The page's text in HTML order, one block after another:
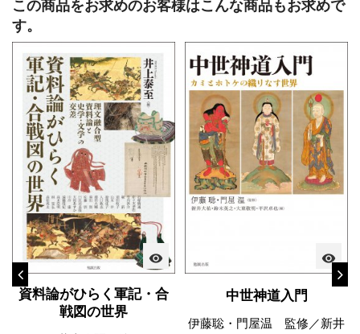
この商品をお求めのお客様はこんな商品もお求めで
す。
visibility
資料論がひらく軍記・合
戦図の世界
visibility
中世神道入門
伊藤聡・門屋温 監修／新井